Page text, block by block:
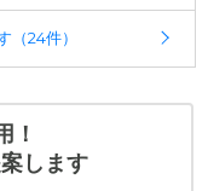
った施設を選ぶ
楽しめる施設、
」の施設など、
もできます。
（24件）
！
します